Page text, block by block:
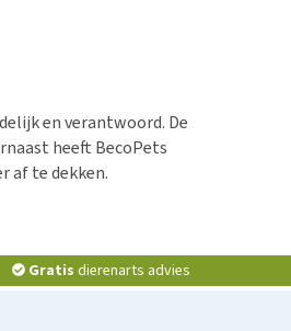
en verantwoord. De
heeft BecoPets
af te dekken.
Gratis dierenarts advies